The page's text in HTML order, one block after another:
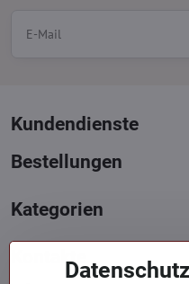
Kundendienste
Bestellungen
Kategorien
Kontakte